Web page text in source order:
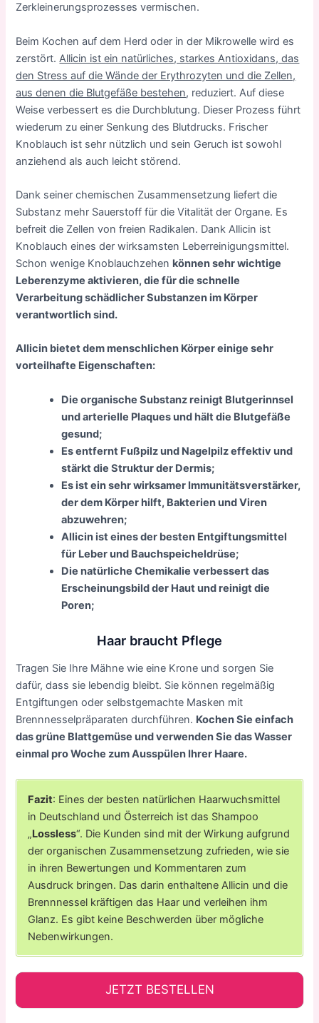
Zerkleinerungsprozesses vermischen.
Beim Kochen auf dem Herd oder in der Mikrowelle wird es
zerstört.Allicin ist ein natürliches, starkes Antioxidans, das
den Stress auf die Wände der Erythrozyten und die Zellen,
aus denen die Blutgefäße bestehen, reduziert. Auf diese
Weise verbessert es die Durchblutung. Dieser Prozess führt
wiederum zu einer Senkung des Blutdrucks. Frischer
Knoblauch ist sehr nützlich und sein Geruch ist sowohl
anziehend als auch leicht störend.
Dank seiner chemischen Zusammensetzung liefert die
Substanz mehr Sauerstoff für die Vitalität der Organe. Es
befreit die Zellen von freien Radikalen. Dank Allicin ist
Knoblauch eines der wirksamsten Leberreinigungsmittel.
Schon wenige Knoblauchzehen können sehr wichtige
Leberenzyme aktivieren, die für die schnelle
Verarbeitung schädlicher Substanzen im Körper
verantwortlich sind.
Allicin bietet dem menschlichen Körper einige sehr
vorteilhafte Eigenschaften:
Die organische Substanz reinigt Blutgerinnsel
und arterielle Plaques und hält die Blutgefäße
gesund;
Es entfernt Fußpilz und Nagelpilz effektiv und
stärkt die Struktur der Dermis;
Es ist ein sehr wirksamer Immunitätsverstärker,
der dem Körper hilft, Bakterien und Viren
abzuwehren;
Allicin ist eines der besten Entgiftungsmittel
für Leber und Bauchspeicheldrüse;
Die natürliche Chemikalie verbessert das
Erscheinungsbild der Haut und reinigt die
Poren;
Haar braucht Pflege
Tragen Sie Ihre Mähne wie eine Krone und sorgen Sie
dafür, dass sie lebendig bleibt. Sie können regelmäßig
Entgiftungen oder selbstgemachte Masken mit
Brennnesselpräparaten durchführen. Kochen Sie einfach
das grüne Blattgemüse und verwenden Sie das Wasser
einmal pro Woche zum Ausspülen Ihrer Haare.
Fazit: Eines der besten natürlichen Haarwuchsmittel
in Deutschland und Österreich ist das Shampoo
„Lossless“. Die Kunden sind mit der Wirkung aufgrund
der organischen Zusammensetzung zufrieden, wie sie
in ihren Bewertungen und Kommentaren zum
Ausdruck bringen. Das darin enthaltene Allicin und die
Brennnessel kräftigen das Haar und verleihen ihm
Glanz. Es gibt keine Beschwerden über mögliche
Nebenwirkungen.
JETZT BESTELLEN